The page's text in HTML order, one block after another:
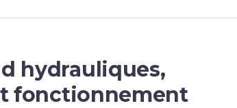
hydrauliques,
fonctionnement